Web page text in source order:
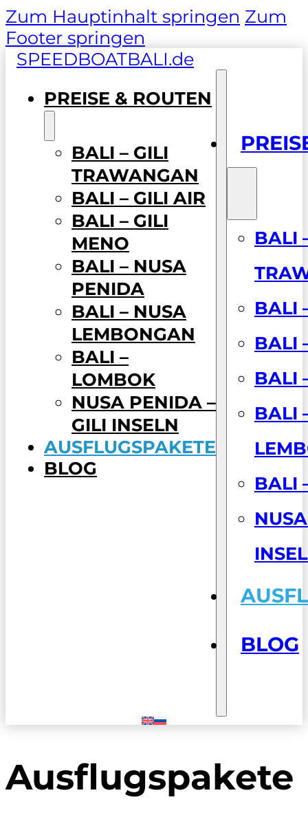
Zum Hauptinhalt springen Zum
Footer springen
SPEEDBOATBALI.de
PREISE & ROUTEN
BALI – GILI
TRAWANGAN
BALI – GILI AIR
BALI – GILI
MENO
BALI – NUSA
PENIDA
BALI – NUSA
LEMBONGAN
BALI –
LOMBOK
NUSA PENIDA –
GILI INSELN
AUSFLUGSPAKETE
BLOG
BALI
BALI
BALI
BALI
BALI
BALI
BLOG
Ausflugspakete